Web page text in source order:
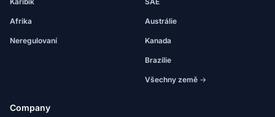
Afrika
Neregulovaní
Austrálie
Kanada
Brazílie
Všechny země →
Company